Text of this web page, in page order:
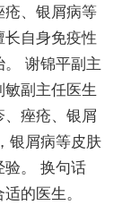
疮、银屑病等
自身免疫性
谢锦平副主
副主任医生
痤疮、银屑
银屑病等皮肤
验。 换句话
的医生。